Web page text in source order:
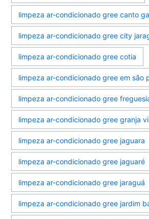
limpeza ar-condicionado gree canto
limpeza ar-condicionado gree city
limpeza ar-condicionado gree cotia
limpeza ar-condicionado gree em são
limpeza ar-condicionado gree
limpeza ar-condicionado gree granja
limpeza ar-condicionado gree jaguara
limpeza ar-condicionado gree jaguaré
limpeza ar-condicionado gree jaraguá
limpeza ar-condicionado gree jardim